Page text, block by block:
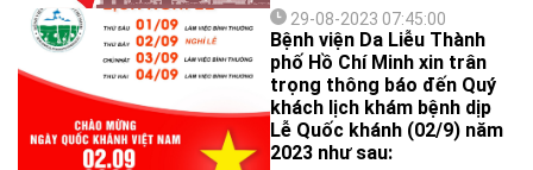
lượng, tính mạng và của cải
để giữ vững quyền tự do,
độc lập ấy!"
29-08-2023 07:45:00
Bệnh viện Da Liễu Thành
phố Hồ Chí Minh xin trân
trọng thông báo đến Quý
khách lịch khám bệnh dịp
Lễ Quốc khánh (02/9) năm
2023 như sau: